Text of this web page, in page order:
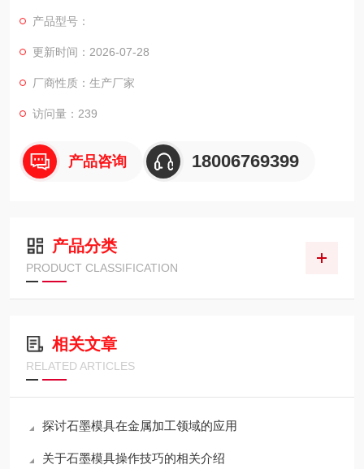
产品型号：
更新时间：2026-07-28
厂商性质：生产厂家
访问量：239
产品咨询 18006769399
产品分类
PRODUCT CLASSIFICATION
相关文章
RELATED ARTICLES
探讨石墨模具在金属加工领域的应用
关于石墨模具操作技巧的相关介绍